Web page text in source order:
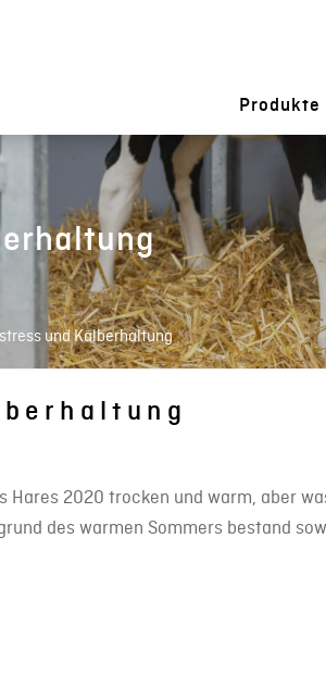
Produkte
und Kälberhaltung
Hares 2020 trocken und warm, aber
des warmen Sommers bestand